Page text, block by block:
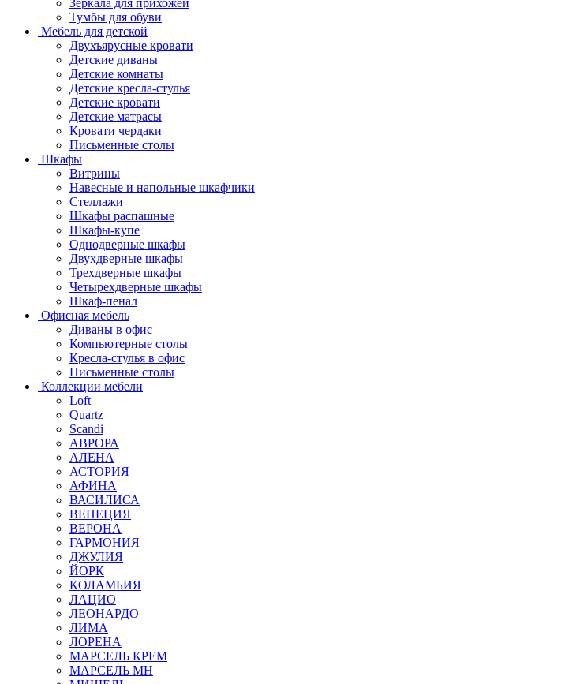
Зеркала для прихожей
Тумбы для обуви
Мебель для детской
Двухъярусные кровати
Детские диваны
Детские комнаты
Детские кресла-стулья
Детские кровати
Детские матрасы
Кровати чердаки
Письменные столы
Шкафы
Витрины
Навесные и напольные шкафчики
Стеллажи
Шкафы распашные
Шкафы-купе
Однодверные шкафы
Двухдверные шкафы
Трехдверные шкафы
Четырехдверные шкафы
Шкаф-пенал
Офисная мебель
Диваны в офис
Компьютерные столы
Кресла-стулья в офис
Письменные столы
Коллекции мебели
Loft
Quartz
Scandi
АВРОРА
АЛЕНА
АСТОРИЯ
АФИНА
ВАСИЛИСА
ВЕНЕЦИЯ
ВЕРОНА
ГАРМОНИЯ
ДЖУЛИЯ
ЙОРК
КОЛАМБИЯ
ЛАЦИО
ЛЕОНАРДО
ЛИМА
ЛОРЕНА
МАРСЕЛЬ КРЕМ
МАРСЕЛЬ МН